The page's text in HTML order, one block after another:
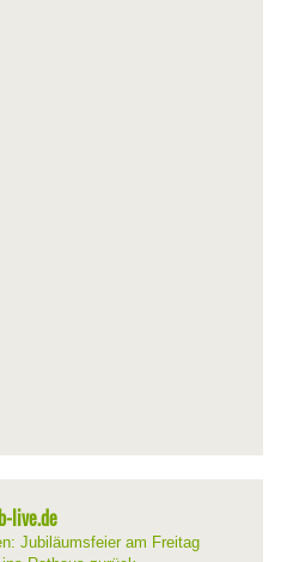
live.de
Jubiläumsfeier am Freitag